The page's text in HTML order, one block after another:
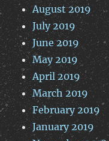
August 2019
July 2019
June 2019
May 2019
April 2019
March 2019
February 2019
January 2019